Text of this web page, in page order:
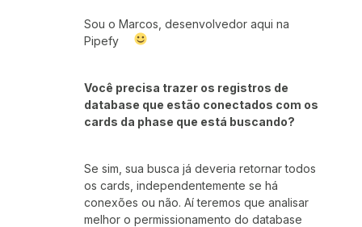
Sou o Marcos, desenvolvedor aqui na
Pipefy
Você precisa trazer os registros de
database que estão conectados com os
cards da phase que está buscando?
Se sim, sua busca já deveria retornar todos
os cards, independentemente se há
conexões ou não. Aí teremos que analisar
melhor o permissionamento do database